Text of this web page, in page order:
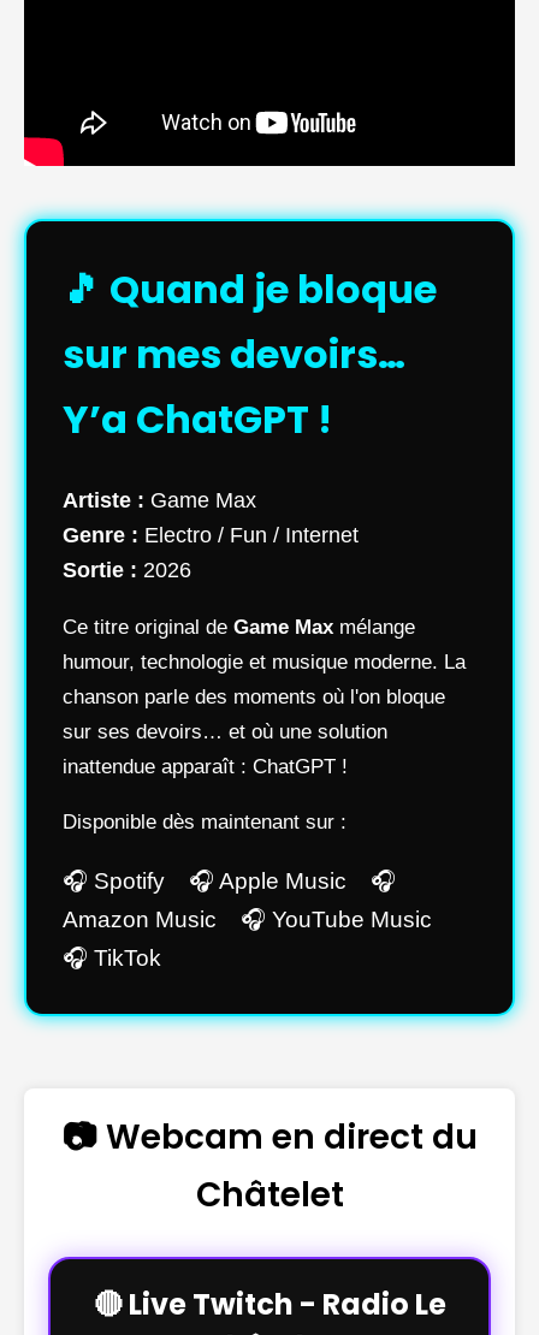
🎵 Quand je bloque
sur mes devoirs…
Y’a ChatGPT !
Artiste : Game Max
Genre : Electro / Fun / Internet
Sortie : 2026
Ce titre original de Game Max mélange
humour, technologie et musique moderne. La
chanson parle des moments où l'on bloque
sur ses devoirs… et où une solution
inattendue apparaît : ChatGPT !
Disponible dès maintenant sur :
🎧 Spotify 🎧 Apple Music 🎧
Amazon Music 🎧 YouTube Music
🎧 TikTok
📷 Webcam en direct du
Châtelet
🔴 Live Twitch - Radio Le